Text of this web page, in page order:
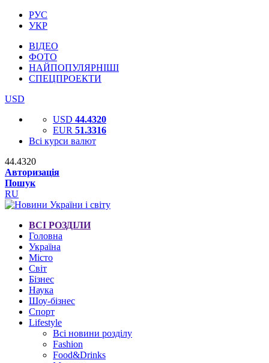
РУС
УКР
ВІДЕО
ФОТО
НАЙПОПУЛЯРНІШІ
СПЕЦПРОЕКТИ
USD
USD 44.4320
EUR 51.3316
Всі курси валют
44.4320
Авторизація
Пошук
RU
ВСІ РОЗДІЛИ
Головна
Україна
Місто
Світ
Бізнес
Наука
Шоу-бізнес
Спорт
Lifestyle
Всі новини розділу
Fashion
Food&Drinks